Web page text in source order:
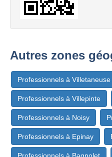
Autres zones
Professionnels à Villetaneuse
Professionnels à Villepinte
Professionnels à Noisy
Professionnels à Epinay